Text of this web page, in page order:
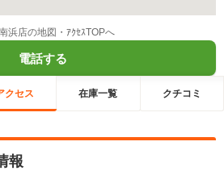
浜店の地図・ｱｸｾｽTOPへ
電話する
クセス 在庫一覧 クチコミ
報